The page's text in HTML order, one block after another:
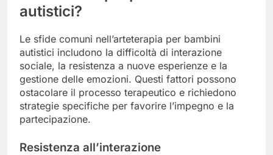
autistici?
Le sfide comuni nell’arteterapia per bambini
autistici includono la difficoltà di interazione
sociale, la resistenza a nuove esperienze e la
gestione delle emozioni. Questi fattori possono
ostacolare il processo terapeutico e richiedono
strategie specifiche per favorire l’impegno e la
partecipazione.
Resistenza all’interazione